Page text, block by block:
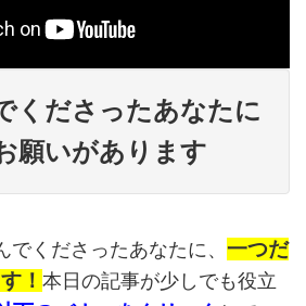
くださったあなたに
願いがあります
くださったあなたに、 一つだ
！ 本日の記事が少しでも役立